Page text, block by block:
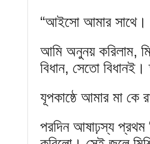
“আইসো আমার সাথে।
আমি অনুনয় করিলাম,
বিধান, সেতো
যূপকাষ্ঠে আমার মা কে
পরদিন আষাঢ়স্য প্রথম